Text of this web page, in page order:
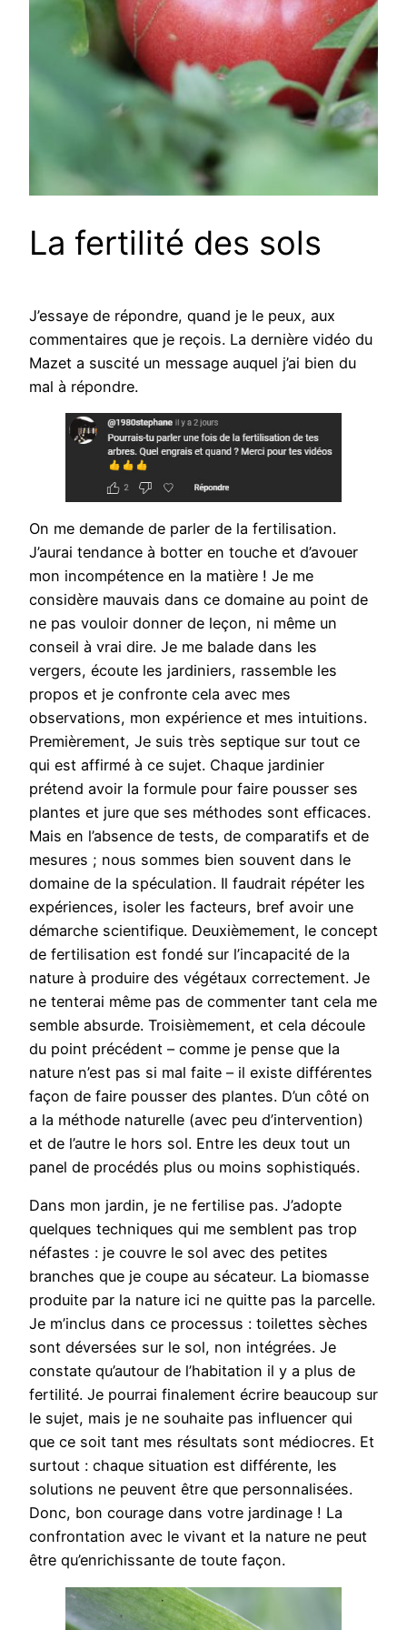
La fertilité des sols
J’essaye de répondre, quand je le peux, aux
commentaires que je reçois. La dernière vidéo du
Mazet a suscité un message auquel j’ai bien du
mal à répondre.
On me demande de parler de la fertilisation.
J’aurai tendance à botter en touche et d’avouer
mon incompétence en la matière ! Je me
considère mauvais dans ce domaine au point de
ne pas vouloir donner de leçon, ni même un
conseil à vrai dire. Je me balade dans les
vergers, écoute les jardiniers, rassemble les
propos et je confronte cela avec mes
observations, mon expérience et mes intuitions.
Premièrement, Je suis très septique sur tout ce
qui est affirmé à ce sujet. Chaque jardinier
prétend avoir la formule pour faire pousser ses
plantes et jure que ses méthodes sont efficaces.
Mais en l’absence de tests, de comparatifs et de
mesures ; nous sommes bien souvent dans le
domaine de la spéculation. Il faudrait répéter les
expériences, isoler les facteurs, bref avoir une
démarche scientifique. Deuxièmement, le concept
de fertilisation est fondé sur l’incapacité de la
nature à produire des végétaux correctement. Je
ne tenterai même pas de commenter tant cela me
semble absurde. Troisièmement, et cela découle
du point précédent – comme je pense que la
nature n’est pas si mal faite – il existe différentes
façon de faire pousser des plantes. D’un côté on
a la méthode naturelle (avec peu d’intervention)
et de l’autre le hors sol. Entre les deux tout un
panel de procédés plus ou moins sophistiqués.
Dans mon jardin, je ne fertilise pas. J’adopte
quelques techniques qui me semblent pas trop
néfastes : je couvre le sol avec des petites
branches que je coupe au sécateur. La biomasse
produite par la nature ici ne quitte pas la parcelle.
Je m’inclus dans ce processus : toilettes sèches
sont déversées sur le sol, non intégrées. Je
constate qu’autour de l’habitation il y a plus de
fertilité. Je pourrai finalement écrire beaucoup sur
le sujet, mais je ne souhaite pas influencer qui
que ce soit tant mes résultats sont médiocres. Et
surtout : chaque situation est différente, les
solutions ne peuvent être que personnalisées.
Donc, bon courage dans votre jardinage ! La
confrontation avec le vivant et la nature ne peut
être qu’enrichissante de toute façon.